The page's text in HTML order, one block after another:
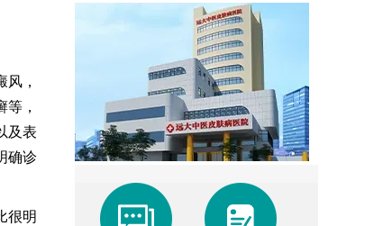
，
，
及表
确诊
很明